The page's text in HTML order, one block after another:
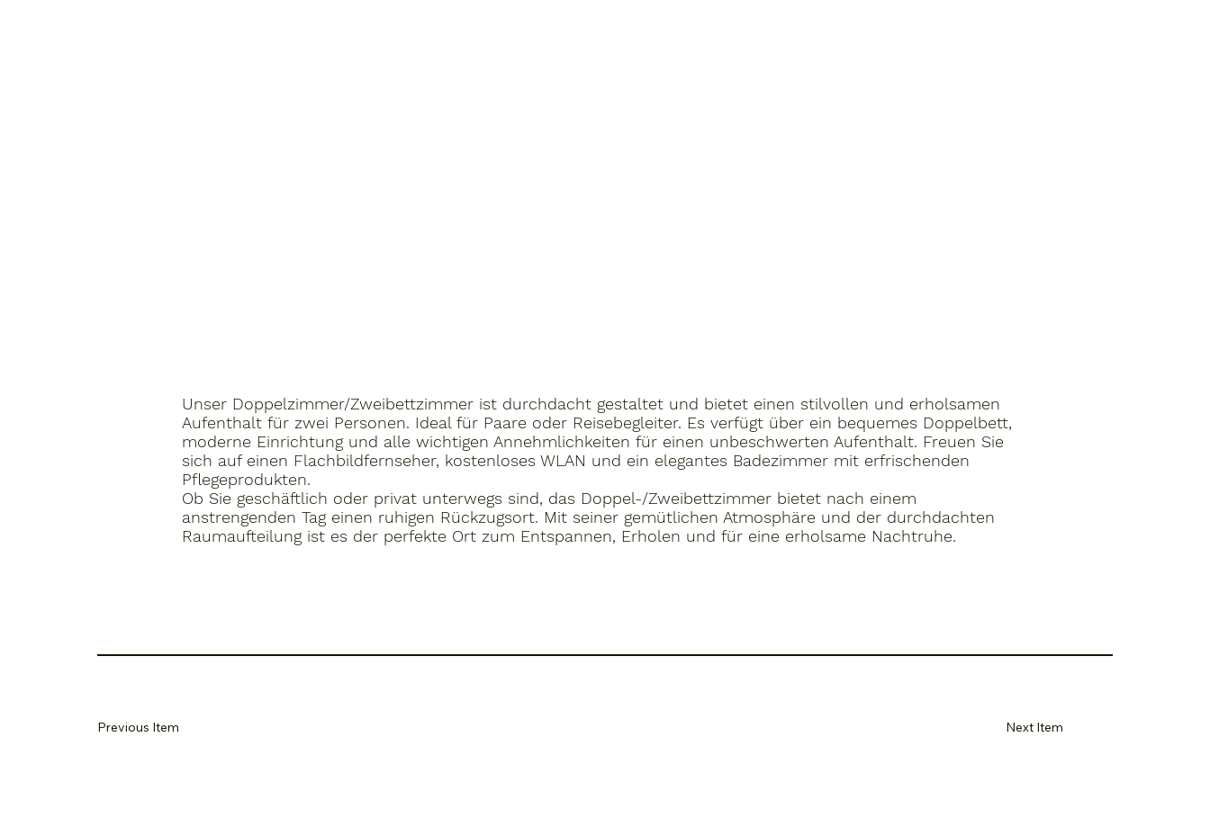
Unser Doppelzimmer/Zweibettzimmer ist durchdacht gestaltet und bietet einen stilvollen und erholsamen
Aufenthalt für zwei Personen. Ideal für Paare oder Reisebegleiter. Es verfügt über ein bequemes Doppelbett,
moderne Einrichtung und alle wichtigen Annehmlichkeiten für einen unbeschwerten Aufenthalt. Freuen Sie
sich auf einen Flachbildfernseher, kostenloses WLAN und ein elegantes Badezimmer mit erfrischenden
Pflegeprodukten.
Ob Sie geschäftlich oder privat unterwegs sind, das Doppel-/Zweibettzimmer bietet nach einem
anstrengenden Tag einen ruhigen Rückzugsort. Mit seiner gemütlichen Atmosphäre und der durchdachten
Raumaufteilung ist es der perfekte Ort zum Entspannen, Erholen und für eine erholsame Nachtruhe.
Next Item
Previous Item